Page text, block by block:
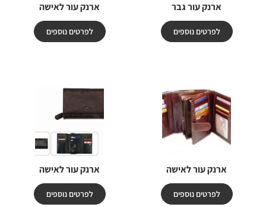
ארנק עור גבר
לפרטים נוספים
ארנק עור לאישה
לפרטים נוספים
ארנק עור לאישה
לפרטים נוספים
ארנק עור לאישה
לפרטים נוספים